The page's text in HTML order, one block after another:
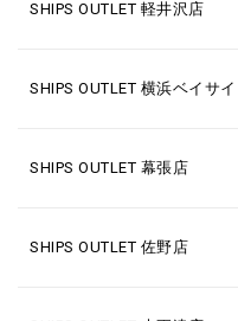
SHIPS OUTLET 軽井沢店
SHIPS OUTLET 横浜ベイサ
SHIPS OUTLET 幕張店
SHIPS OUTLET 佐野店